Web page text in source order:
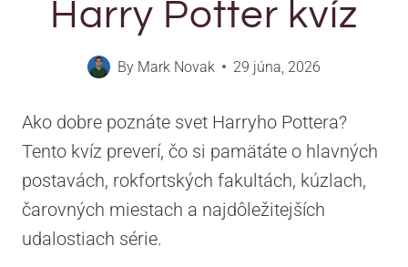
Harry Potter kvíz
By Mark Novak 29 júna, 2026
Ako dobre poznáte svet Harryho Pottera?
Tento kvíz preverí, čo si pamätáte o hlavných
postavách, rokfortských fakultách, kúzlach,
čarovných miestach a najdôležitejších
udalostiach série.